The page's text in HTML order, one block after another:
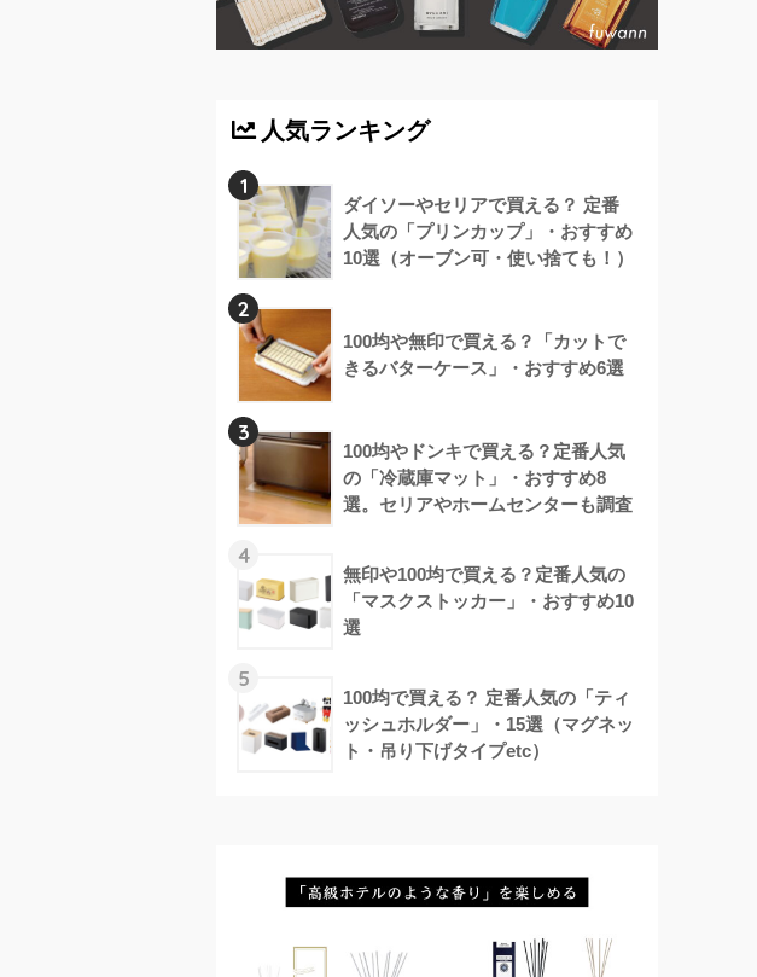
人気ランキング
1
ダイソーやセリアで買える？ 定番
人気の「プリンカップ」・おすすめ
10選（オーブン可・使い捨ても！）
2
100均や無印で買える？「カットで
きるバターケース」・おすすめ6選
3
100均やドンキで買える？定番人気
の「冷蔵庫マット」・おすすめ8
選。セリアやホームセンターも調査
4
無印や100均で買える？定番人気の
「マスクストッカー」・おすすめ10
選
5
100均で買える？ 定番人気の「ティ
ッシュホルダー」・15選（マグネッ
ト・吊り下げタイプetc）